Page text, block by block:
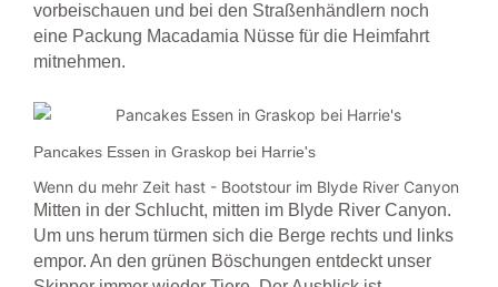
vorbeischauen und bei den Straßenhändlern noch
eine Packung Macadamia Nüsse für die Heimfahrt
mitnehmen.
Pancakes Essen in Graskop bei Harrie's
Wenn du mehr Zeit hast - Bootstour im Blyde River Canyon
Mitten in der Schlucht, mitten im Blyde River Canyon.
Um uns herum türmen sich die Berge rechts und links
empor. An den grünen Böschungen entdeckt unser